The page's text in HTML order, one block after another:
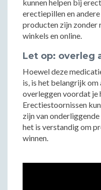
kunnen helpen bij
erectiepillen en
producten zijn zonder
winkels en online.
Let op: overleg
Hoewel deze
is, is het belangrijk
overleggen voordat je
Erectiestoornissen
zijn van
het is verstandig om
winnen.